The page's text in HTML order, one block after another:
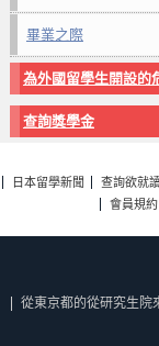
畢業之際
為外國留學生開設的
查詢獎學金
日本留學新聞 查詢欲就
會員規約
從東京都的從研究生院